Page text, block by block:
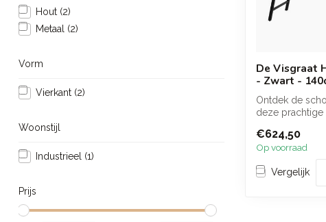
Hout (2)
Metaal (2)
Vorm
Vierkant (2)
Woonstijl
Industrieel (1)
Prijs
De Visgraat
- Zwart -
Ontdek de
deze prachtige
...
€624,50
Op voorraad
Vergelijk